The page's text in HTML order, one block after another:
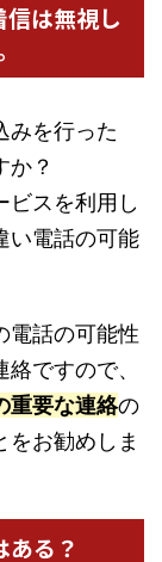
は無視し
みを行った
か？
ビスを利用し
い電話の可能
電話の可能性
ですので、
重要な連絡の
をお勧めしま
る？